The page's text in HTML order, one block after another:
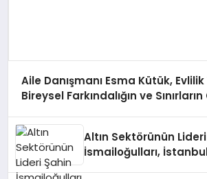
Aile Danışmanı Esma Kütük,
Bireysel Farkındalığın ve
Altın Sektörünün
İsmailoğulları,